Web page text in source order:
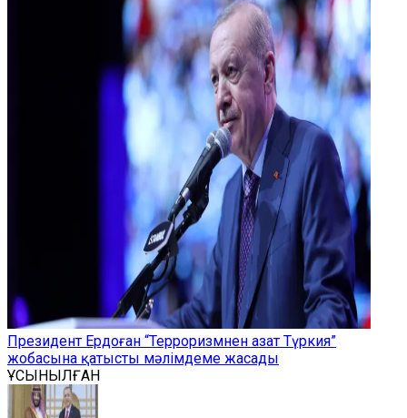
Президент Ердоған “Терроризмнен азат Түркия”
жобасына қатысты мәлімдеме жасады
ҰСЫНЫЛҒАН